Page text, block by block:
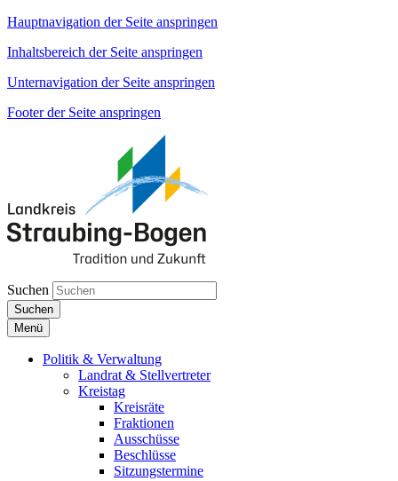
Hauptnavigation der Seite anspringen
Inhaltsbereich der Seite anspringen
Unternavigation der Seite anspringen
Footer der Seite anspringen
Suchen
Suchen
Menü
Politik & Verwaltung
Landrat & Stellvertreter
Kreistag
Kreisräte
Fraktionen
Ausschüsse
Beschlüsse
Sitzungstermine